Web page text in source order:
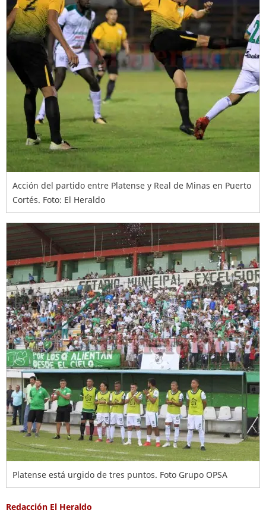
Acción del partido entre Platense y Real de Minas en Puerto
Cortés. Foto: El Heraldo
Platense está urgido de tres puntos. Foto Grupo OPSA
Redacción El Heraldo